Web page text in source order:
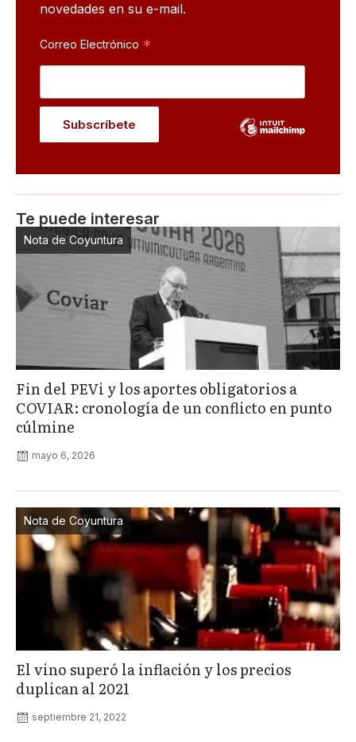
novedades en su e-mail.
Correo Electrónico *
Te puede interesar
Nota de Coyuntura
Fin del PEVi y los aportes obligatorios a
COVIAR: cronología de un conflicto en punto
cúlmine
mayo 6, 2026
Nota de Coyuntura
El vino superó la inflación y los precios
duplican al 2021
septiembre 21, 2022